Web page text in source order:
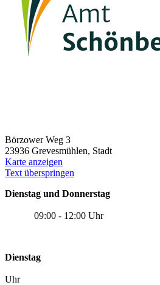
Börzower Weg 3
23936 Grevesmühlen, Stadt
Karte anzeigen
Text überspringen
Dienstag und Donnerstag
09:00 - 12:00 Uhr
Dienstag
13:00 -
Uhr